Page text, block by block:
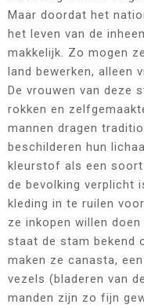
Maar doordat het
het leven van de
makkelijk. Zo mogen
land bewerken, alleen
De vrouwen van deze
rokken en
mannen dragen
beschilderen hun
kleurstof als een
de bevolking verplicht
kleding in te ruilen
ze inkopen willen
staat de stam bekend
maken ze canasta,
vezels (bladeren van
manden zijn zo fijn